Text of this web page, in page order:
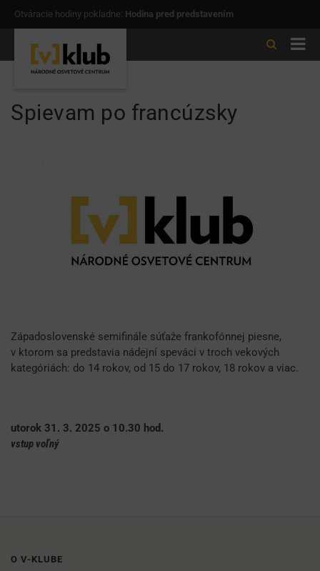
Otváracie hodiny pokladne: Hodina pred predstavením
Spievam po francúzsky
Západoslovenské semifinále súťaže frankofónnej piesne,
v ktorom sa predstavia nádejní speváci v troch vekových
kategóriách: do 14 rokov, od 15 do 17 rokov, 18 rokov a viac.
utorok 31. 3. 2025 o 10.30 hod.
vstup voľný
O V-KLUBE